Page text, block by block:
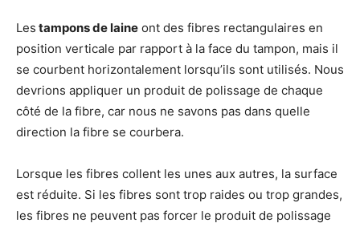
Les tampons de laine ont des fibres rectangulaires en
position verticale par rapport à la face du tampon, mais il
se courbent horizontalement lorsqu’ils sont utilisés. Nous
devrions appliquer un produit de polissage de chaque
côté de la fibre, car nous ne savons pas dans quelle
direction la fibre se courbera.
Lorsque les fibres collent les unes aux autres, la surface
est réduite. Si les fibres sont trop raides ou trop grandes,
les fibres ne peuvent pas forcer le produit de polissage